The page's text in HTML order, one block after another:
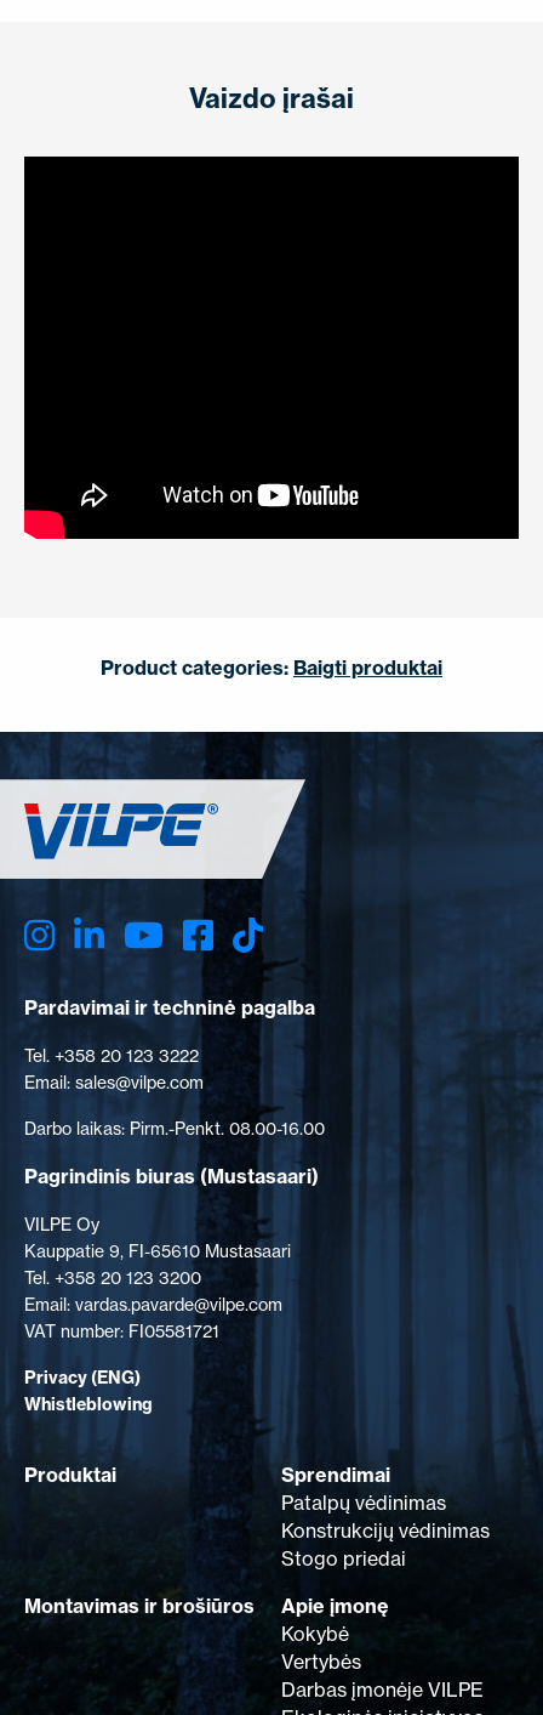
Vaizdo įrašai
Product categories: Baigti produktai
Pardavimai ir techninė pagalba
Tel. +358 20 123 3222
Email: sales@vilpe.com
Darbo laikas: Pirm.-Penkt. 08.00-16.00
Pagrindinis biuras (Mustasaari)
VILPE Oy
Kauppatie 9, FI-65610 Mustasaari
Tel. +358 20 123 3200
Email: vardas.pavarde@vilpe.com
VAT number: FI05581721
Privacy (ENG)
Whistleblowing
Produktai
Sprendimai
Patalpų vėdinimas
Konstrukcijų vėdinimas
Stogo priedai
Montavimas ir brošiūros
Apie įmonę
Kokybė
Vertybės
Darbas įmonėje VILPE